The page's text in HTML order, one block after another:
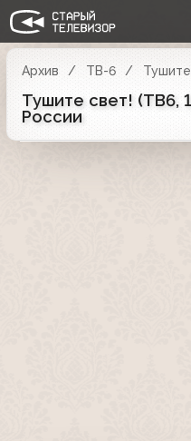
Архив ТВ-6
Тушите свет! (ТВ6,
России